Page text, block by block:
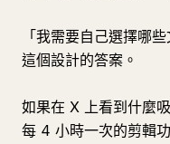
「我需要自己選擇哪
這個設計的答案。
如果在 X 上看到什麼
每 4 小時一次的剪輯